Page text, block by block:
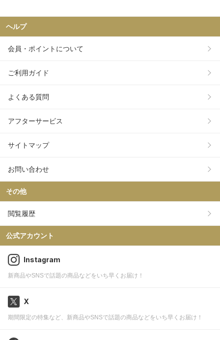
ヘルプ
会員・ポイントについて
ご利用ガイド
よくある質問
アフターサービス
サイトマップ
お問い合わせ
その他
閲覧履歴
公式アカウント
Instagram
新商品やSNSで話題の商品などをいち早くお届け！
X
期間限定の特集など、新商品やSNSで話題の商品などをいち早くお届け！